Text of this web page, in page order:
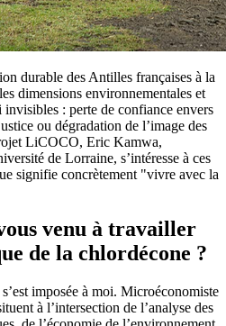
durable des Antilles françaises à la
dimensions environnementales et
invisibles : perte de confiance envers
ou dégradation de l’image des
LiCOCO, Eric Kamwa,
de Lorraine, s’intéresse à ces
signifie concrètement "vivre avec la
venu à travailler
de la chlordécone ?
imposée à moi. Microéconomiste
à l’intersection de l’analyse des